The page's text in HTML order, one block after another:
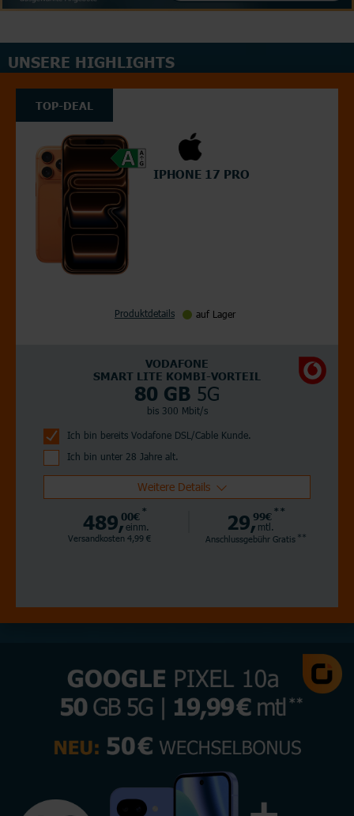
UNSERE HIGHLIGHTS
TOP-DEAL
IPHONE 17 PRO
Produktdetails auf Lager
VODAFONE
SMART LITE KOMBI-VORTEIL
80 GB 5G
bis 300 Mbit/s
Ich bin bereits Vodafone DSL/Cable Kunde.
Ich bin unter 28 Jahre alt.
Weitere Details
489,00€ *
einm.
Versandkosten 4,99 €
29,99€ **
mtl.
Anschlussgebühr Gratis **